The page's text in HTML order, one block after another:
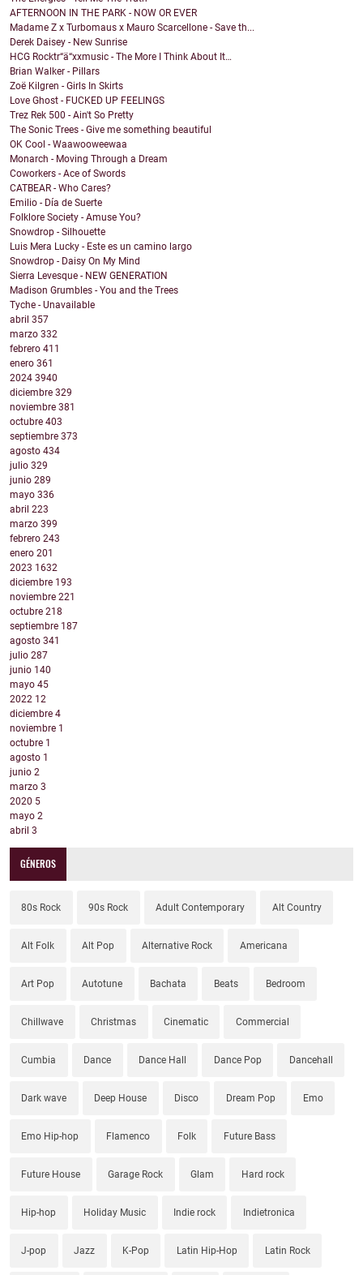
AFTERNOON IN THE PARK - NOW OR EVER
Madame Z x Turbomaus x Mauro Scarcellone - Save th...
Derek Daisey - New Sunrise
HCG Rocktr“ä“xxmusic - The More I Think About It…
Brian Walker - Pillars
Zoë Kilgren - Girls In Skirts
Love Ghost - FUCKED UP FEELINGS
Trez Rek 500 - Ain't So Pretty
The Sonic Trees - Give me something beautiful
OK Cool - Waawooweewaa
Monarch - Moving Through a Dream
Coworkers - Ace of Swords
CATBEAR - Who Cares?
Emilio - Día de Suerte
Folklore Society - Amuse You?
Snowdrop - Silhouette
Luis Mera Lucky - Este es un camino largo
Snowdrop - Daisy On My Mind
Sierra Levesque - NEW GENERATION
Madison Grumbles - You and the Trees
Tyche - Unavailable
abril 357
marzo 332
febrero 411
enero 361
2024 3940
diciembre 329
noviembre 381
octubre 403
septiembre 373
agosto 434
julio 329
junio 289
mayo 336
abril 223
marzo 399
febrero 243
enero 201
2023 1632
diciembre 193
noviembre 221
octubre 218
septiembre 187
agosto 341
julio 287
junio 140
mayo 45
2022 12
diciembre 4
noviembre 1
octubre 1
agosto 1
junio 2
marzo 3
2020 5
mayo 2
abril 3
GÉNEROS
80s Rock 90s Rock Adult Contemporary Alt Country
Alt Folk Alt Pop Alternative Rock Americana
Art Pop Autotune Bachata Beats Bedroom
Chillwave Christmas Cinematic Commercial
Cumbia Dance Dance Hall Dance Pop Dancehall
Dark wave Deep House Disco Dream Pop Emo
Emo Hip-hop Flamenco Folk Future Bass
Future House Garage Rock Glam Hard rock
Hip-hop Holiday Music Indie rock Indietronica
J-pop Jazz K-Pop Latin Hip-Hop Latin Rock